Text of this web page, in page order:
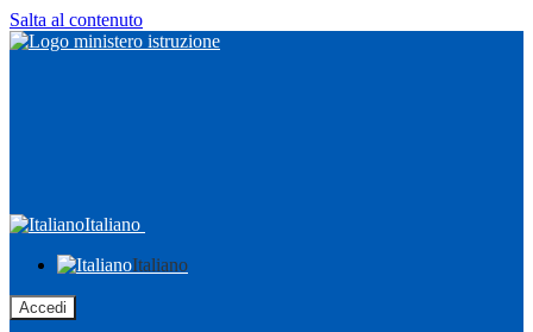
Salta al contenuto
Italiano
Italiano
Accedi